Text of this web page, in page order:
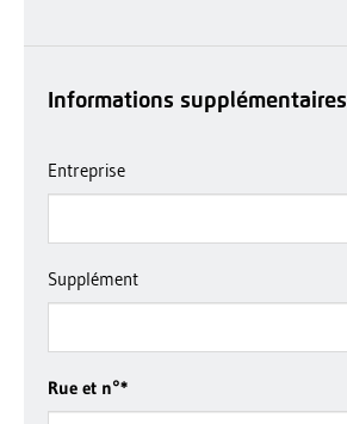
Informations supplémentaires
Entreprise
Supplément
Rue et n°*